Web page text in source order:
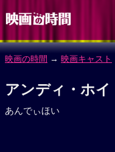
映画の時間 → 映画キャスト
アンディ・ホイ
あんでぃほい